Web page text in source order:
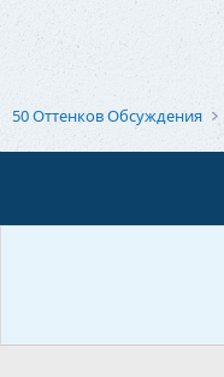
50 Оттенков Обсуждения